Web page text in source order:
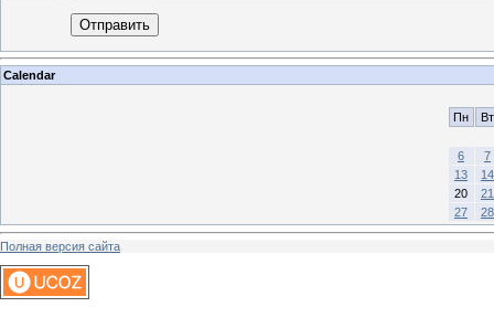
Отправить
Calendar
Пн Вт
6
7
13
14
20
21
27
28
Полная версия сайта